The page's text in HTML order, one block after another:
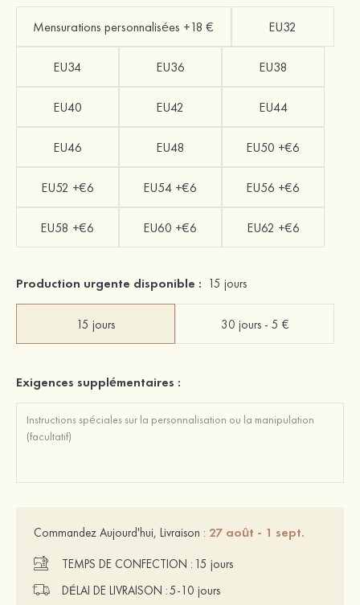
Mensurations personnalisées +18 € EU32
EU34 EU36 EU38
EU40 EU42 EU44
EU46 EU48 EU50 +€6
EU52 +€6 EU54 +€6 EU56 +€6
EU58 +€6 EU60 +€6 EU62 +€6
Production urgente disponible : 15 jours
15 jours 30 jours - 5 €
Exigences supplémentaires :
Commandez Aujourd'hui, Livraison : 27 août - 1 sept.
TEMPS DE CONFECTION : 15 jours
DÉLAI DE LIVRAISON :5-10 jours